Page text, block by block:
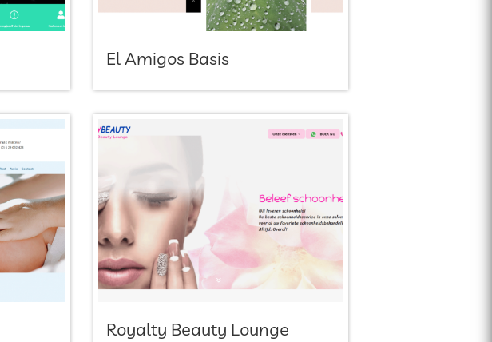
El Amigos Basis
Royalty Beauty Lounge